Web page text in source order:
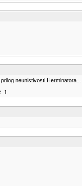
neunistivosti Herminatora...